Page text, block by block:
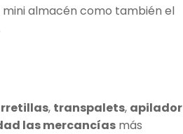
almacén como también el
, transpalets, apilador
las mercancíasmás